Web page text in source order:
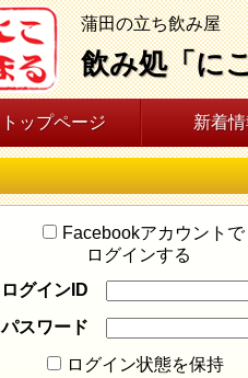
蒲田の立ち飲み屋
飲み処「に
トップページ 新着
Facebookアカウントで
ログインする
ログインID
パスワード
ログイン状態を保持